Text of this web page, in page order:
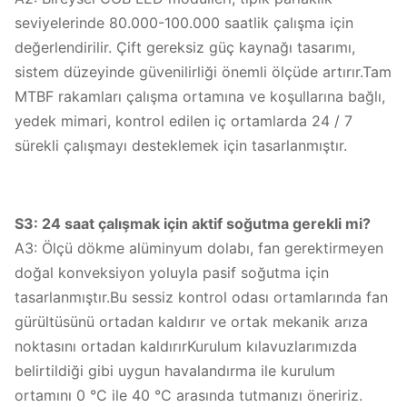
seviyelerinde 80.000-100.000 saatlik çalışma için
değerlendirilir. Çift gereksiz güç kaynağı tasarımı,
sistem düzeyinde güvenilirliği önemli ölçüde artırır.Tam
MTBF rakamları çalışma ortamına ve koşullarına bağlı,
yedek mimari, kontrol edilen iç ortamlarda 24 / 7
sürekli çalışmayı desteklemek için tasarlanmıştır.
S3: 24 saat çalışmak için aktif soğutma gerekli mi?
A3: Ölçü dökme alüminyum dolabı, fan gerektirmeyen
doğal konveksiyon yoluyla pasif soğutma için
tasarlanmıştır.Bu sessiz kontrol odası ortamlarında fan
gürültüsünü ortadan kaldırır ve ortak mekanik arıza
noktasını ortadan kaldırırKurulum kılavuzlarımızda
belirtildiği gibi uygun havalandırma ile kurulum
ortamını 0 °C ile 40 °C arasında tutmanızı öneririz.